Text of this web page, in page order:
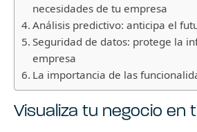
necesidades de tu empresa
Análisis predictivo: anticipa el
Seguridad de datos: protege la
empresa
La importancia de las
Visualiza tu negocio en